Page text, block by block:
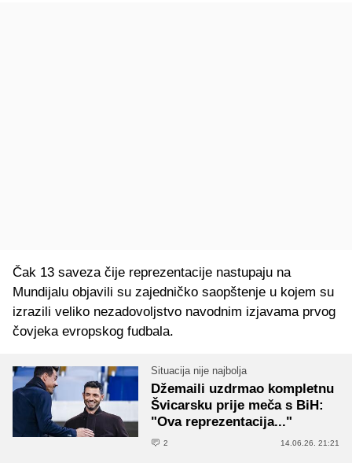
Čak 13 saveza čije reprezentacije nastupaju na
Mundijalu objavili su zajedničko saopštenje u kojem su
izrazili veliko nezadovoljstvo navodnim izjavama prvog
čovjeka evropskog fudbala.
Situacija nije najbolja
Džemaili uzdrmao kompletnu
Švicarsku prije meča s BiH:
"Ova reprezentacija..."
2 14.06.26. 21:21